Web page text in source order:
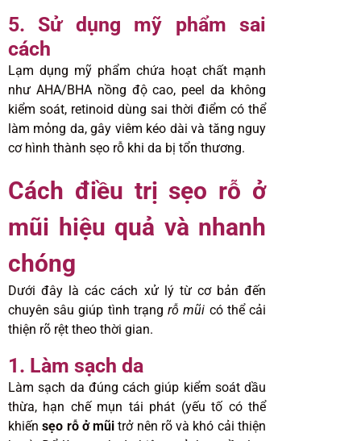
5. Sử dụng mỹ phẩm sai
cách
Lạm dụng mỹ phẩm chứa hoạt chất mạnh
như AHA/BHA nồng độ cao, peel da không
kiểm soát, retinoid dùng sai thời điểm có thể
làm mỏng da, gây viêm kéo dài và tăng nguy
cơ hình thành sẹo rỗ khi da bị tổn thương.
Cách điều trị sẹo rỗ ở
mũi hiệu quả và nhanh
chóng
Dưới đây là các cách xử lý từ cơ bản đến
chuyên sâu giúp tình trạngrỗ mũi có thể cải
thiện rõ rệt theo thời gian.
1. Làm sạch da
Làm sạch da đúng cách giúp kiểm soát dầu
thừa, hạn chế mụn tái phát (yếu tố có thể
khiếnsẹo rỗ ở mũi trở nên rõ và khó cải thiện